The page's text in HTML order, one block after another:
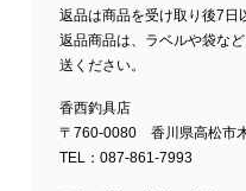
返品は商品を受け取り後7日
返品商品は、ラベルや袋な
送ください。
香西釣具店
〒760-0080 香川県高松市
TEL：087-861-7993